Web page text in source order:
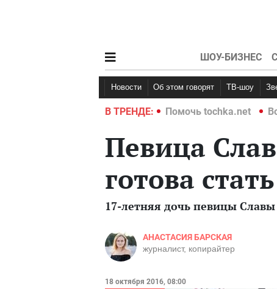
ШОУ-БИЗНЕС
Новости Об этом говорят ТВ-шоу
В ТРЕНДЕ:
Война в Украине 2022 Помочь tochka.net
Певица
готова
17-летняя дочь певицы
АНАСТАСИЯ БАРСКАЯ
журналист, копирайтер
18 октября 2016, 08:00